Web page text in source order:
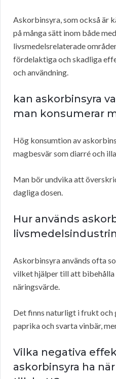
Askorbinsyra, som också är
på många sätt inom både
livsmedelsrelaterade
fördelaktiga och skadliga
och användning.
kan askorbinsyra
man konsumerar
Hög konsumtion av
magbesvär som diarré och
Man bör undvika att
dagliga dosen.
Hur används
Askorbinsyra används ofta
vilket hjälper till att bibehålla
näringsvärde.
Det finns naturligt i frukt och
paprika och svarta vinbär,
Vilka negativa
askorbinsyra ha